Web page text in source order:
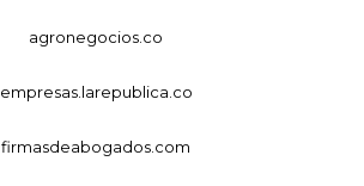
agronegocios.co
empresas.larepublica.co
firmasdeabogados.com